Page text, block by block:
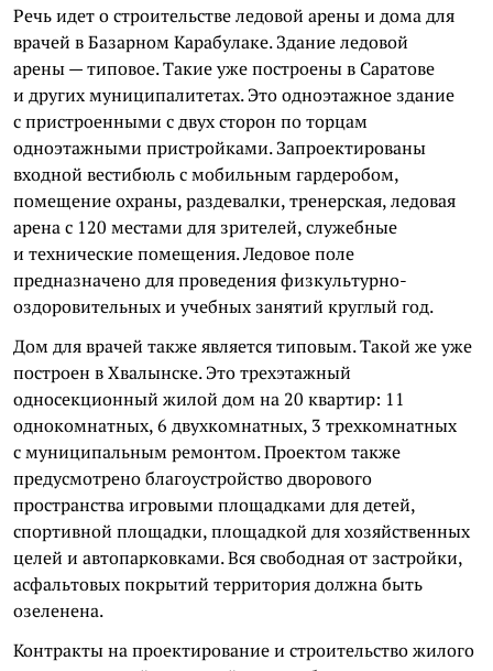
Речь идет о строительстве ледовой арены и дома для
врачей в Базарном Карабулаке. Здание ледовой
арены — типовое. Такие уже построены в Саратове
и других муниципалитетах. Это одноэтажное здание
с пристроенными с двух сторон по торцам
одноэтажными пристройками. Запроектированы
входной вестибюль с мобильным гардеробом,
помещение охраны, раздевалки, тренерская, ледовая
арена с 120 местами для зрителей, служебные
и технические помещения. Ледовое поле
предназначено для проведения физкультурно-
оздоровительных и учебных занятий круглый год.
Дом для врачей также является типовым. Такой же уже
построен в Хвалынске. Это трехэтажный
односекционный жилой дом на 20 квартир: 11
однокомнатных, 6 двухкомнатных, 3 трехкомнатных
с муниципальным ремонтом. Проектом также
предусмотрено благоустройство дворового
пространства игровыми площадками для детей,
спортивной площадки, площадкой для хозяйственных
целей и автопарковками. Вся свободная от застройки,
асфальтовых покрытий территория должна быть
озеленена.
Контракты на проектирование и строительство жилого